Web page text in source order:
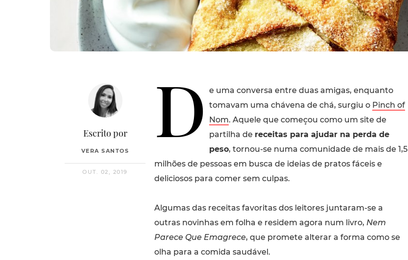
Escrito por
VERA SANTOS
OUT. 02, 2019
D
e uma conversa entre duas amigas, enquanto
tomavam uma chávena de chá, surgiu o Pinch of
Nom. Aquele que começou como um site de
partilha de receitas para ajudar na perda de
peso, tornou-se numa comunidade de mais de 1,5
milhões de pessoas em busca de ideias de pratos fáceis e
deliciosos para comer sem culpas.
Algumas das receitas favoritas dos leitores juntaram-se a
outras novinhas em folha e residem agora num livro, Nem
Parece Que Emagrece, que promete alterar a forma como se
olha para a comida saudável.